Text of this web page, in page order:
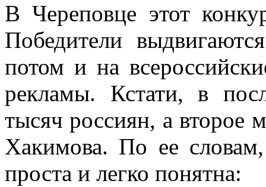
В Череповце этот
Победители
потом и на
рекламы. Кстати, в
тысяч россиян, а второе
Хакимова. По ее словам,
проста и легко понятна: